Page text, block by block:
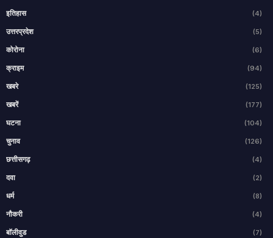
इतिहास (4)
उत्तरप्रदेश (5)
कोरोना (6)
क्राइम (94)
खबरे (125)
खबरें (177)
घटना (104)
चुनाव (126)
छत्तीसगढ़ (4)
दवा (2)
धर्म (8)
नौकरी (4)
बॉलीवुड (7)